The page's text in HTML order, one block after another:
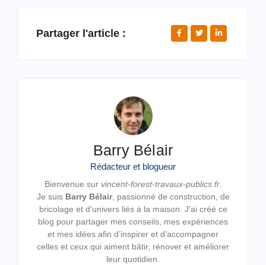
Partager l'article :
Barry Bélair
Rédacteur et blogueur
Bienvenue sur vincent-forest-travaux-publics.fr.
Je suis Barry Bélair, passionné de construction, de
bricolage et d’univers liés à la maison. J’ai créé ce
blog pour partager mes conseils, mes expériences
et mes idées afin d’inspirer et d’accompagner
celles et ceux qui aiment bâtir, rénover et améliorer
leur quotidien.